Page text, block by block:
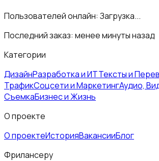
Пользователей онлайн: Загрузка...
Последний заказ: менее минуты назад
Категории
ДизайнРазработка и ИТТексты и
ТрафикСоцсети и МаркетингАудио,
СъемкаБизнес и Жизнь
О проекте
О проектеИсторияВакансииБлог
Фрилансеру